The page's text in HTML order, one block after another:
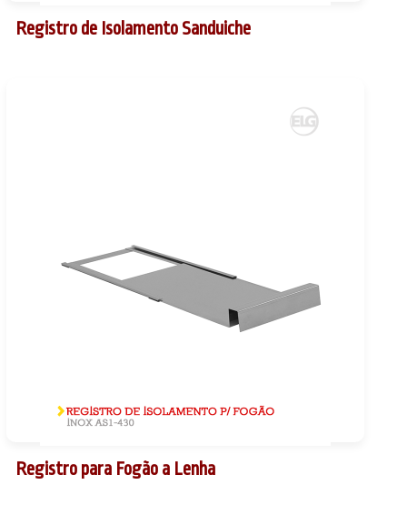
Registro de Isolamento Sanduiche
Registro para Fogão a Lenha